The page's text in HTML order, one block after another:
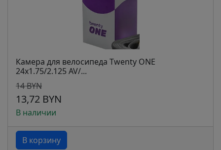
Камера для велосипеда Twenty ONE
24х1.75/2.125 AV/...
14 BYN
13,72 BYN
В наличии
В корзину